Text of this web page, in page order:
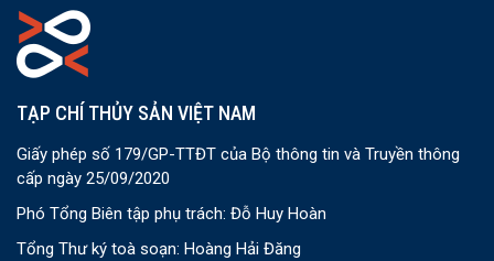
TẠP CHÍ THỦY SẢN VIỆT NAM
Giấy phép số 179/GP-TTĐT của Bộ thông tin và Truyền thông
cấp ngày 25/09/2020
Phó Tổng Biên tập phụ trách: Đỗ Huy Hoàn
Tổng Thư ký toà soạn: Hoàng Hải Đăng